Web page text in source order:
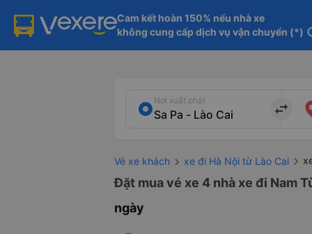
Cam kết hoàn 150% nếu nhà xe
không cung cấp dịch vụ vận chuyển (*)
Nơi xuất phát
import_export
Vé xe khách xe đi Hà Nội từ Lào Cai
Đặt mua vé xe 4 nhà xe đi Nam
ngày